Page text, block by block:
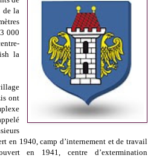
de la
000
la
ont
en 1940, camp d’internement et de travail
en 1941, centre d’extermination